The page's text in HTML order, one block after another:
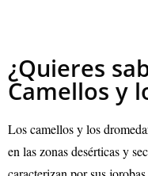
¿Quieres
Camellos y
Los camellos y los
en las zonas desérticas y